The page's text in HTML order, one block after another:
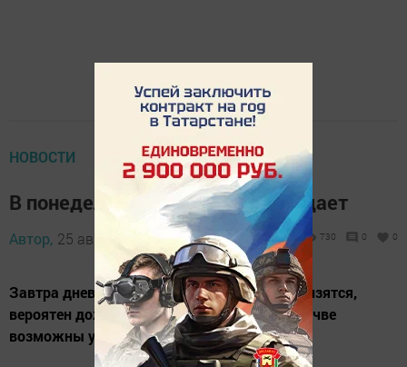
НОВОСТИ
В понедельник в Бавлах похолодает
Автор, 25 августа 2013 - 14:34 730 0 0
Завтра дневные температуры заметно понизятся,
вероятен дождь. А первые заморозки на почве
возможны уже в ночь на среду.